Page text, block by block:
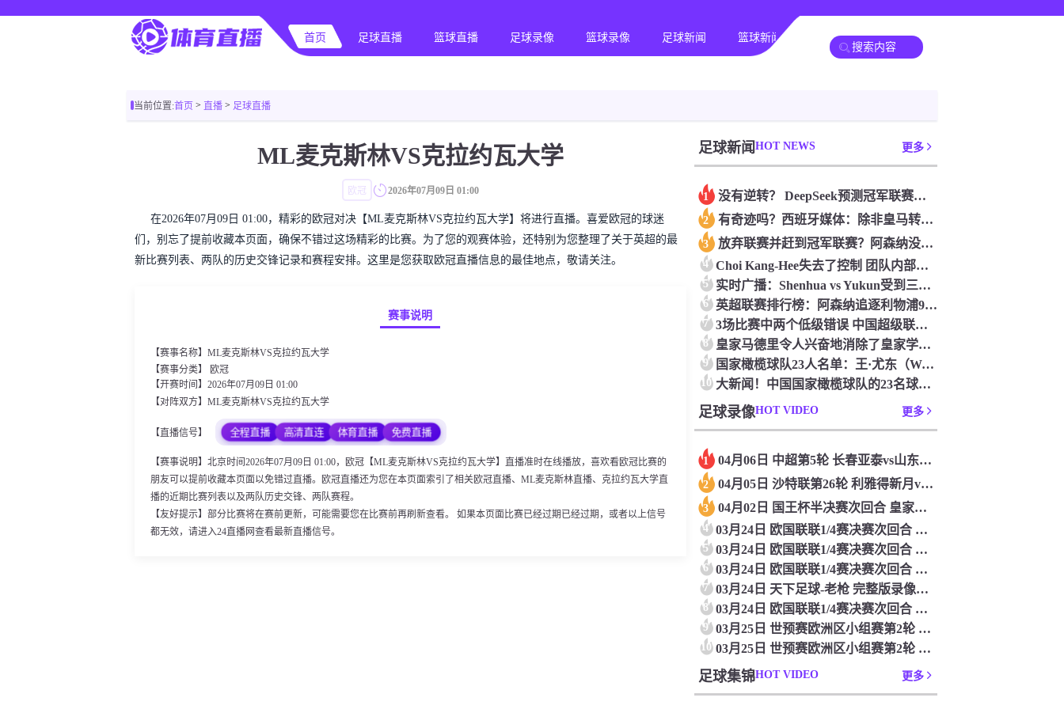
首页 足球直播 篮球直播 足球录像 篮球录像 足球新闻 篮球新闻
当前位置:首页 > 直播 > 足球直播
ML麦克斯林VS克拉约瓦大学
欧冠 2026年07月09日 01:00
在2026年07月09日 01:00，精彩的欧冠对决【ML麦克斯林VS克拉约瓦大学】将进行直播。喜爱欧冠的球迷
们，别忘了提前收藏本页面，确保不错过这场精彩的比赛。为了您的观赛体验，还特别为您整理了关于英超的最
新比赛列表、两队的历史交锋记录和赛程安排。这里是您获取欧冠直播信息的最佳地点，敬请关注。
赛事说明
【赛事名称】ML麦克斯林VS克拉约瓦大学
【赛事分类】
欧冠
【开赛时间】2026年07月09日 01:00
【对阵双方】ML麦克斯林VS克拉约瓦大学
【直播信号】 全程直播 高清直连 体育直播 免费直播
【赛事说明】北京时间2026年07月09日 01:00，欧冠【ML麦克斯林VS克拉约瓦大学】直播准时在线播放，喜欢看欧冠比赛的
朋友可以提前收藏本页面以免错过直播。欧冠直播还为您在本页面索引了相关欧冠直播、ML麦克斯林直播、克拉约瓦大学直
播的近期比赛列表以及两队历史交锋、两队赛程。
【友好提示】部分比赛将在赛前更新，可能需要您在比赛前再刷新查看。 如果本页面比赛已经过期已经过期，或者以上信号
都无效，请进入24直播网查看最新直播信号。
足球新闻 HOT NEWS 更多
1 没有逆转？ DeepSeek预测冠军联赛的第二回合：4支球队在第一回合中获胜 枪手输了
2 有奇迹吗？西班牙媒体：除非皇马转过身赢得西甲或欧洲冠军
3 放弃联赛并赶到冠军联赛？阿森纳没有希望赢得英超杯 赢得欧洲冠军的可能性
4 Choi Kang-Hee失去了控制 团队内部的冲突很突出 只有一个人可以从水火中拯救崔孔
5 实时广播：Shenhua vs Yukun受到三项有争议的惩罚 Yukun将向中国足球联合会提出投诉
6 英超联赛排行榜：阿森纳追逐利物浦9分 曼联连续三件坏事
7 3场比赛中两个低级错误 中国超级联赛的前守门员很老 是时候让位了 最好的继任者出现
8 皇家马德里令人兴奋地消除了皇家学会 安彭负责造成巨大的灾难！
9 国家橄榄球队23人名单：王·尤东（Wang Yudong）首次被选为第11名 塞吉尼奥（Serginho）在名单上
10 大新闻！中国国家橄榄球队的23名球员被确认是第一次进入阵容
足球录像HOT VIDEO 更多
1 04月06日 中超第5轮 长春亚泰vs山东泰山 全场录像
2 04月05日 沙特联第26轮 利雅得新月vs利雅得胜利 全场录像
3 04月02日 国王杯半决赛次回合 皇家马德里vs皇家社会 全场录像
4 03月24日 欧国联联1/4赛决赛次回合 德国vs意大利 全场录像回放
5 03月24日 欧国联联1/4赛决赛次回合 法国vs克罗地亚 全场录像回放
6 03月24日 欧国联联1/4赛决赛次回合 葡萄牙vs丹麦 全场录像回放
7 03月24日 天下足球-老枪 完整版录像回放
8 03月24日 欧国联联1/4赛决赛次回合 西班牙vs荷兰 全场录像回放
9 03月25日 世预赛欧洲区小组赛第2轮 立陶宛vs芬兰 全场录像回放
10 03月25日 世预赛欧洲区小组赛第2轮 波兰vs马耳他 全场录像回放
足球集锦HOT VIDEO 更多